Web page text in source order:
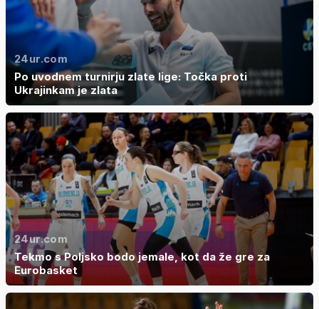
24ur.com
Po uvodnem turnirju zlate lige: Točka proti
Ukrajinkam je zlata
24ur.com
Tekmo s Poljsko bodo jemale, kot da že gre za
Eurobasket